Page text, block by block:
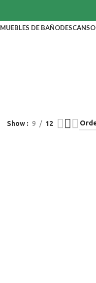
MUEBLES DE BAÑODESCANSO
Show 9 12